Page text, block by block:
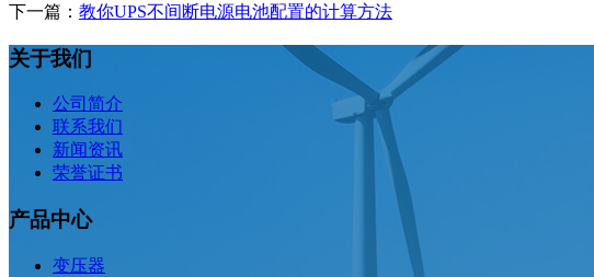
下一篇： 教你UPS不间断电源电池配置的计算方法
关于我们
公司简介
联系我们
新闻资讯
荣誉证书
产品中心
变压器